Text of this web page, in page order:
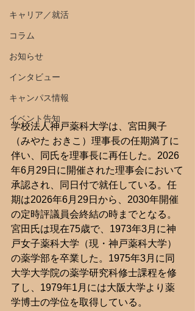
キャリア／就活
コラム
お知らせ
インタビュー
キャンパス情報
イベント告知
学校法人神戸薬科大学は、宮田興子
（みやた おきこ）理事長の任期満了に
伴い、同氏を理事長に再任した。2026
年6月29日に開催された理事会において
承認され、同日付で就任している。任
期は2026年6月29日から、2030年開催
の定時評議員会終結の時までとなる。
宮田氏は現在75歳で、1973年3月に神
戸女子薬科大学（現・神戸薬科大学）
の薬学部を卒業した。1975年3月に同
大学大学院の薬学研究科修士課程を修
了し、1979年1月には大阪大学より薬
学博士の学位を取得している。